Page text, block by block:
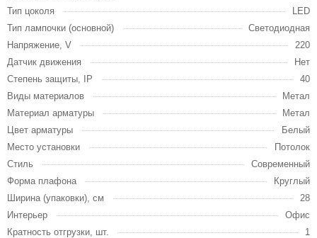
Тип цоколя
LED
Тип лампочки (основной)
Светодиодная
Напряжение, V
220
Датчик движения
Нет
Степень защиты, IP
40
Виды материалов
Метал
Материал арматуры
Метал
Цвет арматуры
Белый
Место установки
Потолок
Стиль
Современный
Форма плафона
Круглый
Ширина (упаковки), см
28
Интерьер
Офис
Кратность отгрузки, шт.
1